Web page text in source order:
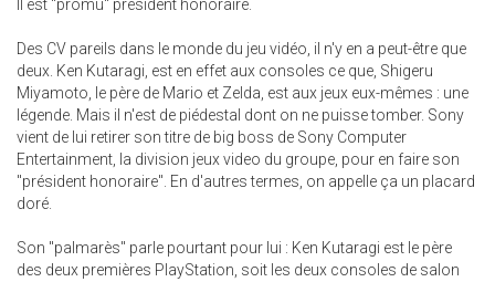
Il est "promu" président honoraire.
Des CV pareils dans le monde du jeu vidéo, il n'y en a peut-être que
deux. Ken Kutaragi, est en effet aux consoles ce que, Shigeru
Miyamoto, le père de Mario et Zelda, est aux jeux eux-mêmes : une
légende. Mais il n'est de piédestal dont on ne puisse tomber. Sony
vient de lui retirer son titre de big boss de Sony Computer
Entertainment, la division jeux video du groupe, pour en faire son
"président honoraire". En d'autres termes, on appelle ça un placard
doré.
Son "palmarès" parle pourtant pour lui : Ken Kutaragi est le père
des deux premières PlayStation, soit les deux consoles de salon